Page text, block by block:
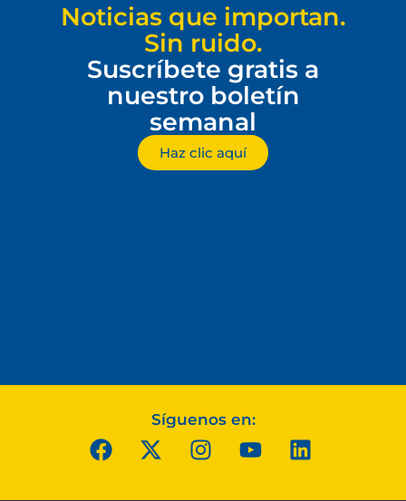
Noticias que importan.
Sin ruido.
Suscríbete gratis a
nuestro boletín
semanal
Haz clic aquí
Síguenos en: